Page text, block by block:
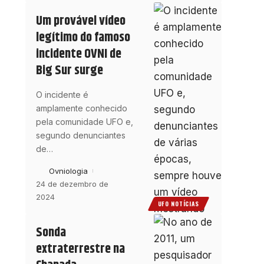
UFO NOTÍCIAS
Um provável vídeo
legítimo do famoso
incidente OVNI de
Big Sur surge
O incidente é
amplamente conhecido
pela comunidade UFO e,
segundo denunciantes
de…
Ovniologia
24 de dezembro de
2024
Sonda
extraterrestre na